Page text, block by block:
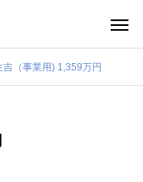
吉（事業用) 1,359万円